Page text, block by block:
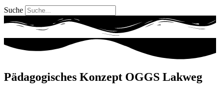
Suche
Pädagogisches Konzept OGGS Lakweg